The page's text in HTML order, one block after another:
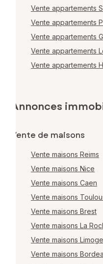
Vente appartements
Vente appartements
Vente appartements
Vente appartements
Vente appartements
Annonces
Vente de maisons
Vente maisons Reims
Vente maisons Nice
Vente maisons Caen
Vente maisons
Vente maisons Brest
Vente maisons La
Vente maisons
Vente maisons